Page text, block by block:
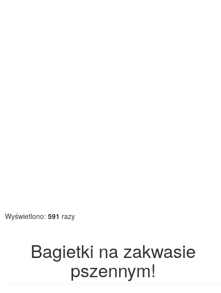
Wyświetlono: 591 razy
Bagietki na zakwasie
pszennym!